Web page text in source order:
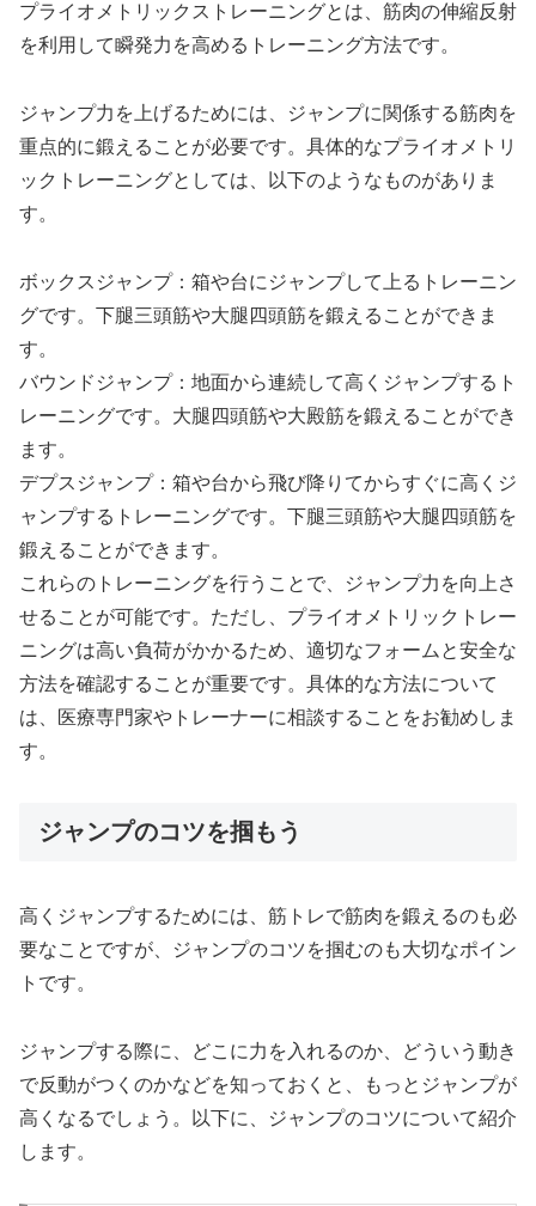
プライオメトリックストレーニングとは、筋肉の伸縮反射
を利用して瞬発力を高めるトレーニング方法です。
ジャンプ力を上げるためには、ジャンプに関係する筋肉を
重点的に鍛えることが必要です。具体的なプライオメトリ
ックトレーニングとしては、以下のようなものがありま
す。
ボックスジャンプ：箱や台にジャンプして上るトレーニン
グです。下腿三頭筋や大腿四頭筋を鍛えることができま
す。
バウンドジャンプ：地面から連続して高くジャンプするト
レーニングです。大腿四頭筋や大殿筋を鍛えることができ
ます。
デプスジャンプ：箱や台から飛び降りてからすぐに高くジ
ャンプするトレーニングです。下腿三頭筋や大腿四頭筋を
鍛えることができます。
これらのトレーニングを行うことで、ジャンプ力を向上さ
せることが可能です。ただし、プライオメトリックトレー
ニングは高い負荷がかかるため、適切なフォームと安全な
方法を確認することが重要です。具体的な方法について
は、医療専門家やトレーナーに相談することをお勧めしま
す。
ジャンプのコツを掴もう
高くジャンプするためには、筋トレで筋肉を鍛えるのも必
要なことですが、ジャンプのコツを掴むのも大切なポイン
トです。
ジャンプする際に、どこに力を入れるのか、どういう動き
で反動がつくのかなどを知っておくと、もっとジャンプが
高くなるでしょう。以下に、ジャンプのコツについて紹介
します。